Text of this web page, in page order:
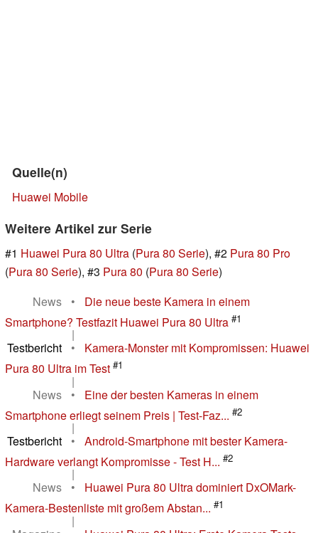
Quelle(n)
Huawei Mobile
Weitere Artikel zur Serie
#1 Huawei Pura 80 Ultra (Pura 80 Serie), #2 Pura 80 Pro
(Pura 80 Serie), #3 Pura 80 (Pura 80 Serie)
News
•
Die neue beste Kamera in einem
Smartphone? Testfazit Huawei Pura 80 Ultra #1
|
Testbericht
•
Kamera-Monster mit Kompromissen: Huawei
Pura 80 Ultra im Test #1
|
News
•
Eine der besten Kameras in einem
Smartphone erliegt seinem Preis | Test-Faz... #2
|
Testbericht
•
Android-Smartphone mit bester Kamera-
Hardware verlangt Kompromisse - Test H... #2
|
News
•
Huawei Pura 80 Ultra dominiert DxOMark-
Kamera-Bestenliste mit großem Abstan... #1
|